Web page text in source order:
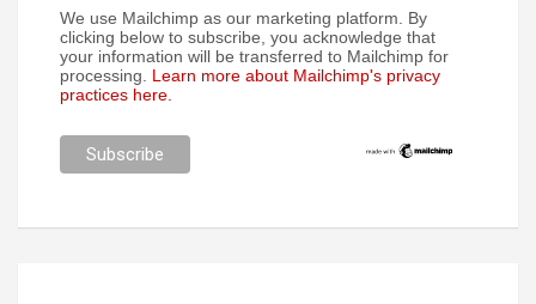
We use Mailchimp as our marketing platform. By
clicking below to subscribe, you acknowledge that
your information will be transferred to Mailchimp for
processing. Learn more about Mailchimp's privacy
practices here.